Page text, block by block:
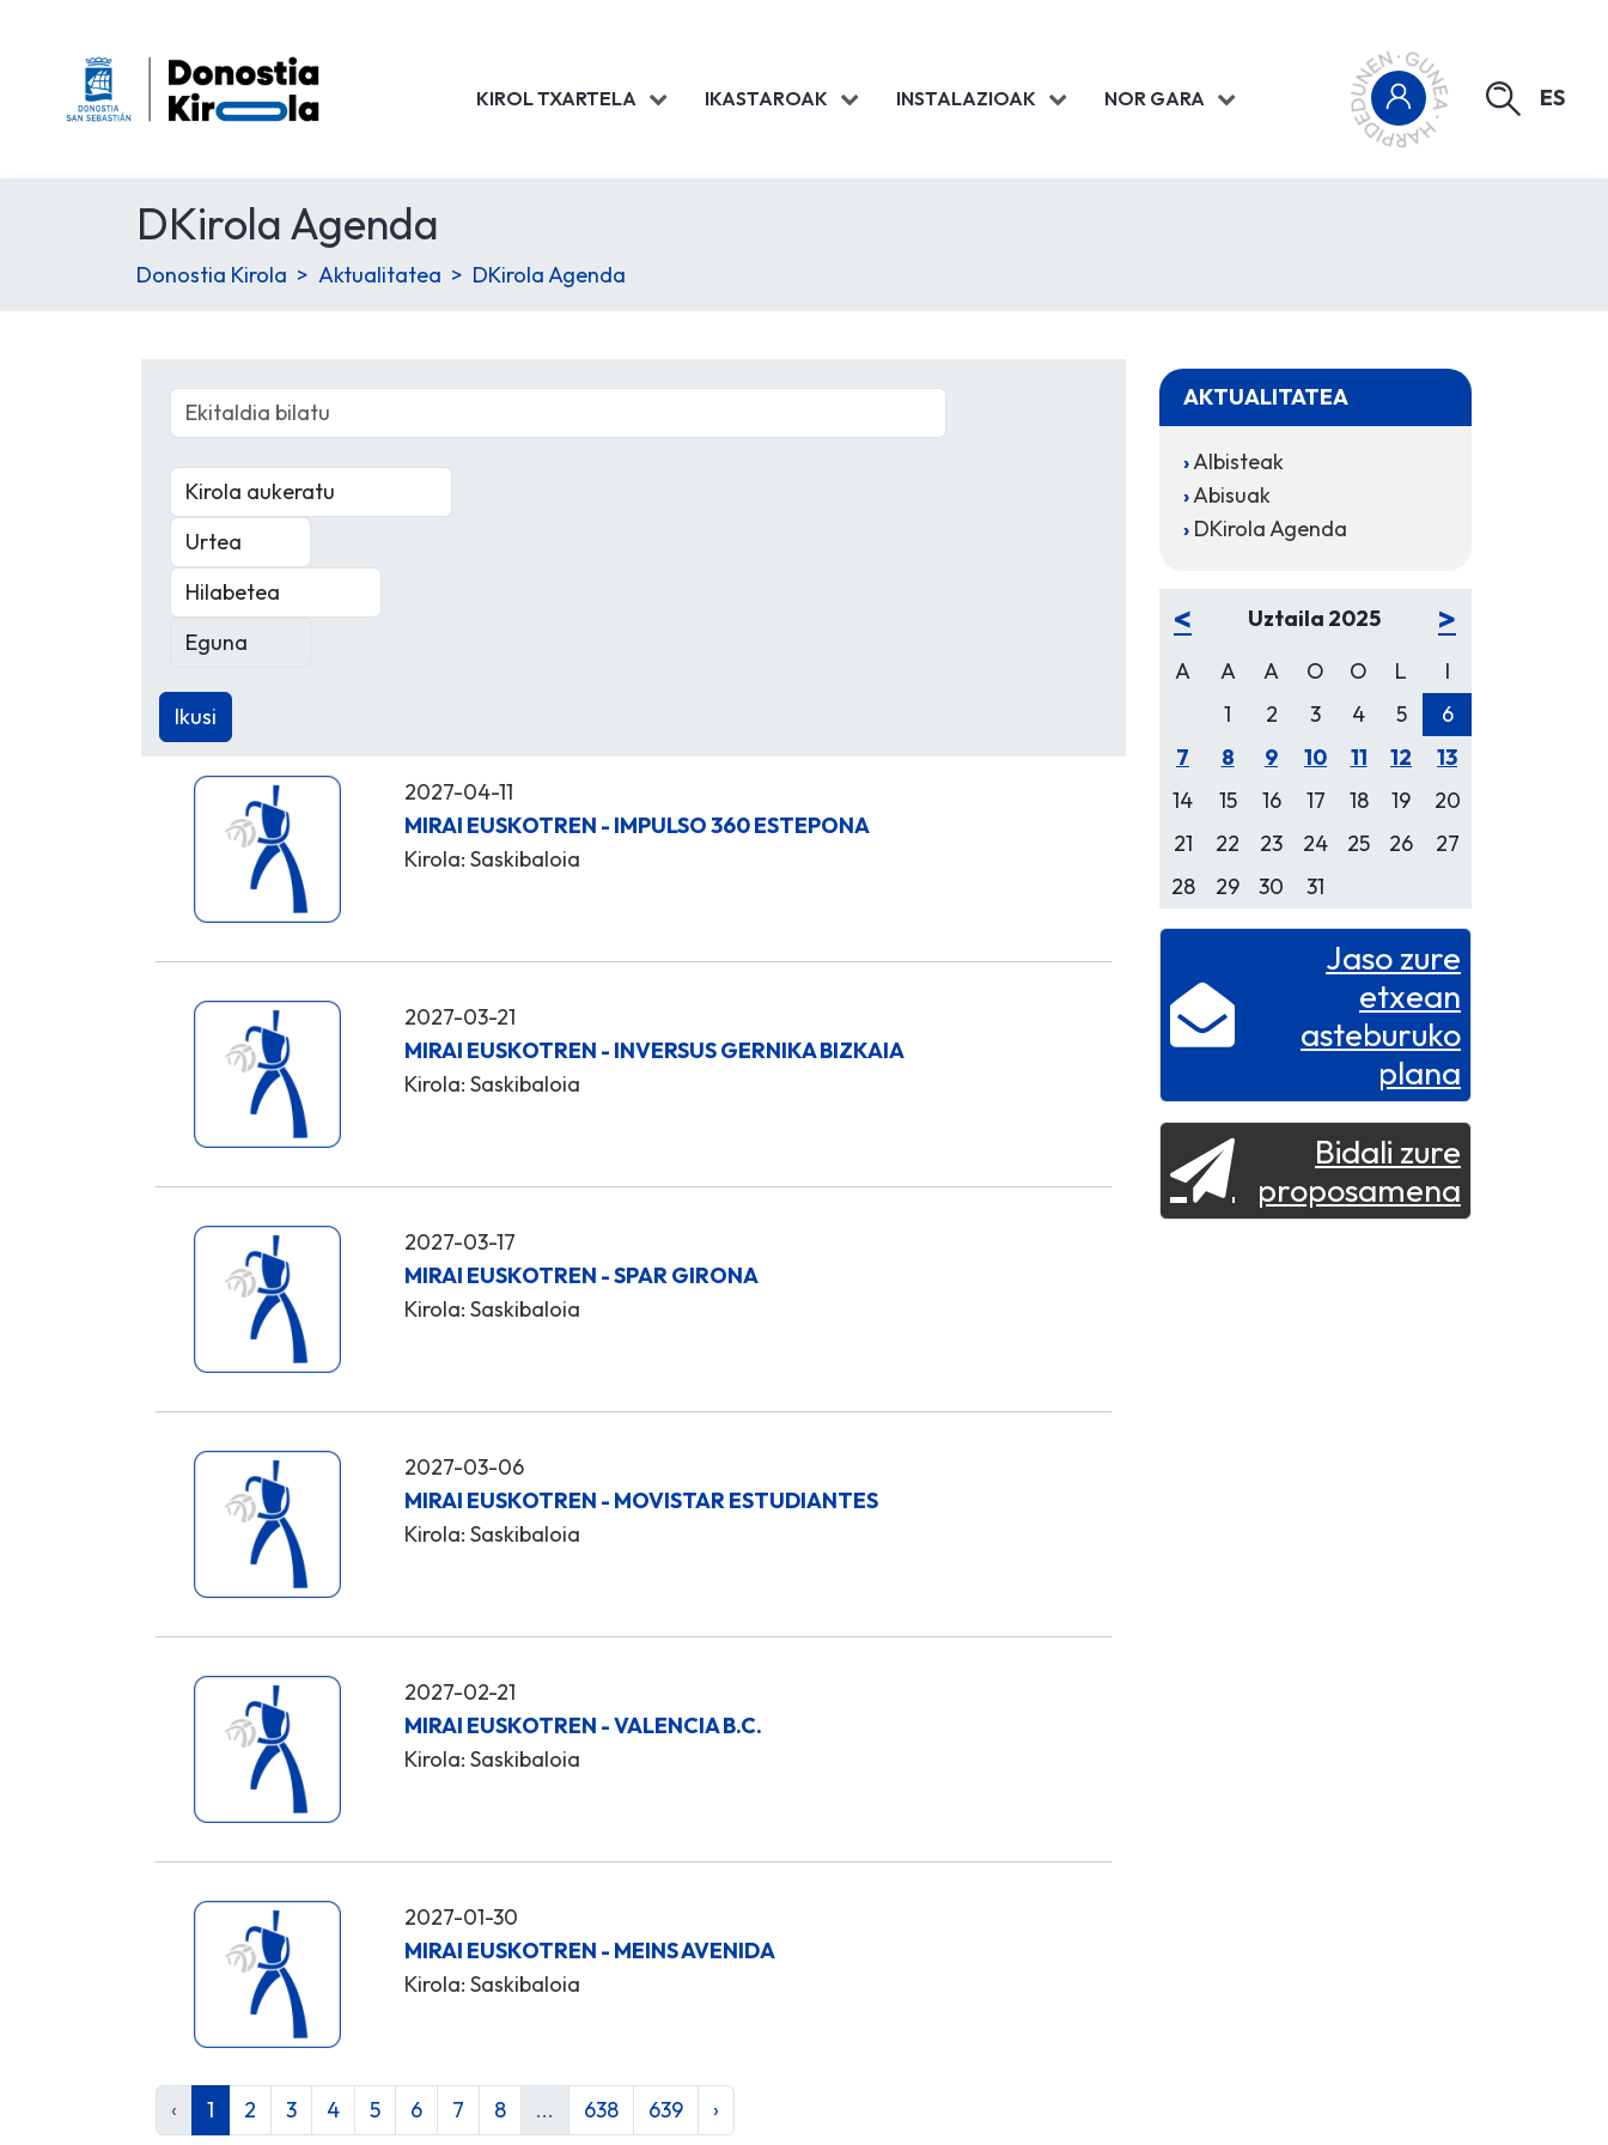
KIROL TXARTELA IKASTAROAK INSTALAZIOAK NOR GARA ES
DKirola Agenda
Donostia Kirola Aktualitatea DKirola Agenda
2027-04-11
MIRAI EUSKOTREN - IMPULSO 360 ESTEPONA
Kirola: Saskibaloia
2027-03-21
MIRAI EUSKOTREN - INVERSUS GERNIKA BIZKAIA
Kirola: Saskibaloia
2027-03-17
MIRAI EUSKOTREN - SPAR GIRONA
Kirola: Saskibaloia
2027-03-06
MIRAI EUSKOTREN - MOVISTAR ESTUDIANTES
Kirola: Saskibaloia
2027-02-21
MIRAI EUSKOTREN - VALENCIA B.C.
Kirola: Saskibaloia
2027-01-30
MIRAI EUSKOTREN - MEINS AVENIDA
Kirola: Saskibaloia
‹ 1 2 3 4 5 6 7 8 ... 638 639 ›
AKTUALITATEA
Albisteak
Abisuak
DKirola Agenda
< Uztaila 2025 >
A A A O O L
I
1
2 3 4 5
6
7
8 9 10 11 12
13
14
15 16 17 18 19
20
21
22 23 24 25 26
27
28
29 30 31
Jaso zure
etxean
asteburuko
plana
Bidali zure
proposamena